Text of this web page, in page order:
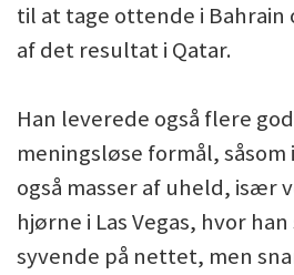
til at tage ottende i Bahrain
af det resultat i Qatar.
Han leverede også flere
meningsløse formål, såsom
også masser af uheld, især
hjørne i Las Vegas, hvor
syvende på nettet, men